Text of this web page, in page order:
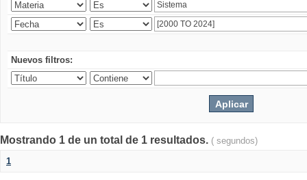
Nuevos filtros:
Mostrando 1 de un total de 1 resultados. ( segundos)
1